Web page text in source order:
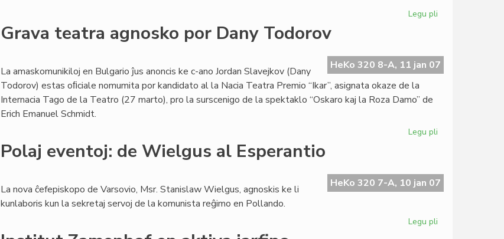
Legu pli
Konsulo
Walter
Grava teatra agnosko por Dany Todorov
HeKo 320 8-A, 11 jan 07
La amaskomunikiloj en Bulgario ĵus anoncis ke c-ano Jordan Slavejkov (Dany
Todorov) estas oﬁciale nomumita por kandidato al la Nacia Teatra Premio “Ikar”, asignata okaze de la
Internacia Tago de la Teatro (27 marto), pro la surscenigo de la spektaklo “Oskaro kaj la Roza Damo” de
Erich Emanuel Schmidt.
Legu pli
por
Dany
Polaj eventoj: de Wielgus al Esperantio
HeKo 320 7-A, 10 jan 07
La nova ĉefepiskopo de Varsovio, Msr. Stanislaw Wielgus, agnoskis ke li
kunlaboris kun la sekretaj servoj de la komunista reĝimo en Pollando.
Legu pli